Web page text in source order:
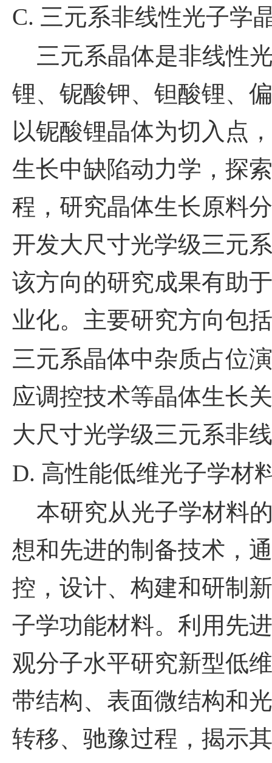
C. 三元系非线性光子学
三元系晶体是非线性
锂、铌酸钾、钽酸锂、
以铌酸锂晶体为切入点
生长中缺陷动力学，探
程，研究晶体生长原料
开发大尺寸光学级三元
该方向的研究成果有助
业化。主要研究方向包
三元系晶体中杂质占位
应调控技术等晶体生长
大尺寸光学级三元系非
D. 高性能低维光子学材
本研究从光子学材料
想和先进的制备技术，
控，设计、构建和研制
子学功能材料。利用先
观分子水平研究新型低
带结构、表面微结构和
转移、驰豫过程，揭示